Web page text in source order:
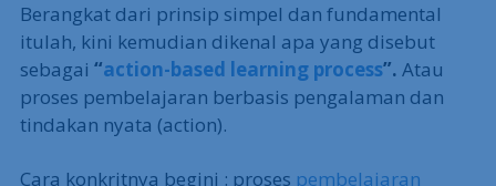
Berangkat dari prinsip simpel dan fundamental
itulah, kini kemudian dikenal apa yang disebut
sebagai “action-based learning process”. Atau
proses pembelajaran berbasis pengalaman dan
tindakan nyata (action).
Cara konkritnya begini : proses pembelajaran